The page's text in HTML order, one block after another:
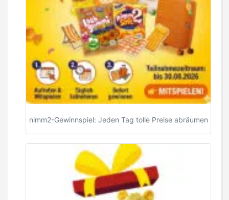
nimm2-Gewinnspiel: Jeden Tag tolle Preise abräumen